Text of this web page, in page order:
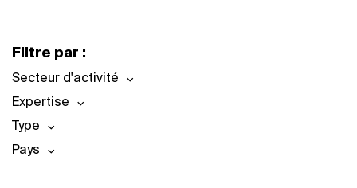
Filtre par :
Secteur d'activité
Expertise
Type
Pays